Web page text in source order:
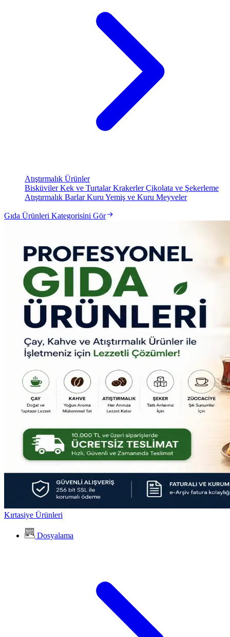
Atıştırmalık Ürünler
BisküvilerKek ve TurtalarKrakerlerÇikolata ve Şekerleme
Atıştırmalık BarlarKuru Yemiş ve Kuru Meyveler
Gıda Ürünleri Kategorisini Gör
Kırtasiye Ürünleri
Dosyalama